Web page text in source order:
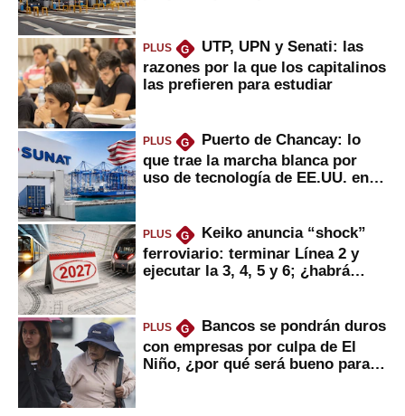
PLUS G
UTP, UPN y Senati: las
razones por la que los capitalinos
las prefieren para estudiar
PLUS G
Puerto de Chancay: lo
que trae la marcha blanca por
uso de tecnología de EE.UU. en
PLUS G
Keiko anuncia “shock”
ferroviario: terminar Línea 2 y
ejecutar la 3, 4, 5 y 6; ¿habrá
PLUS G
Bancos se pondrán duros
con empresas por culpa de El
Niño, ¿por qué será bueno para